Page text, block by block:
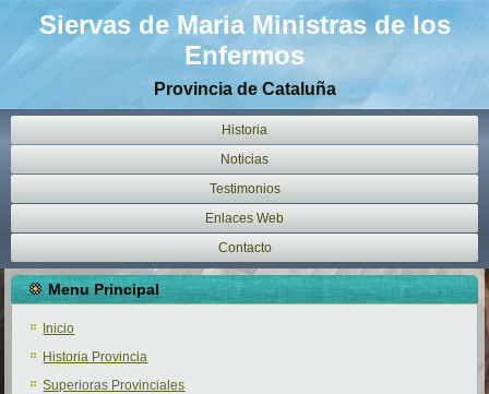
Siervas de Maria Ministras de los
Enfermos
Provincia de Cataluña
Historia
Noticias
Testimonios
Enlaces Web
Contacto
Menu Principal
Inicio
Historia Provincia
Superioras Provinciales